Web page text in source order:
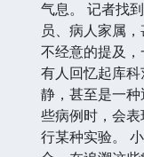
气息。 记者找
员、病人家属
不经意的提及，
有人回忆起库
静，甚至是一
些病例时，会
行某种实验。